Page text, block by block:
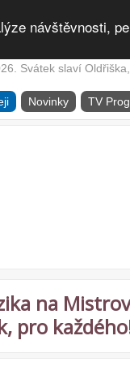
návštěvnosti,
Svátek slaví
Novinky TV
na
pro